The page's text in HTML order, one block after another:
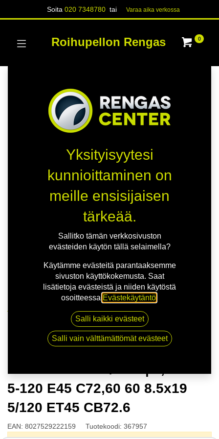
Soita020 7348780 tai Varaa aika verk​​​​ossa
Roihupellon Rengas 0
MSW 75 M.GUN/POL | 8,5X19 5-120 E45 C72,60 60
8.5x19 5/120 ET45 CB72.6
5-120 E45 C72,60 60 8.5x19
5/120 ET45 CB72.6
EAN: 8027529222159 Tuotekoodi: 367957
Yksityisyytesi
kunnioittaminen on
meille ensisijaisen
tärkeää.
Sallitko tämän verkkosivuston
evästeiden käytön tällä selaimella?
Käytämme evästeitä parantaaksemme
sivuston käyttökokemusta. Saat
lisätietoja evästeistä ja niiden käytöstä
osoitteessa Evästekäytäntö
Salli kaikki evästeet
Salli vain välttämättömät evästeet